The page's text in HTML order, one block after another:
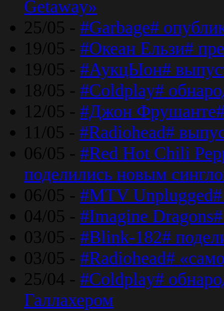
Getaway»
25/05 - #Garbage#
19/05 - #Океан Ельзи#
19/05 - #АукцЫон#
18/05 - #Coldplay#
12/05 - #Джон
11/05 - #Radiohead#
06/05 - #Red Hot Chili
поделились новым
06/05 - #MTV Unplugged#
04/05 - #Imagine
03/05 - #Blink-182#
03/05 - #Radiohead#
25/04 - #Coldplay#
Галлахером